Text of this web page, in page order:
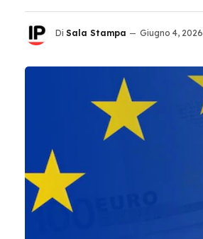
Di Sala Stampa Giugno 4, 2026